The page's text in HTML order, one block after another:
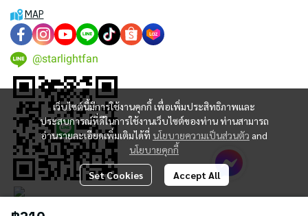
เว็บไซต์นี้มีการใช้งานคุกกี้ เพื่อเพิ่มประสิทธิภาพและ
ประสบการณ์ที่ดีในการใช้งานเว็บไซต์ของท่าน ท่านสามารถ
อ่านรายละเอียดเพิ่มเติมได้ที่ นโยบายความเป็นส่วนตัว and
นโยบายคุกกี้
Set Cookies Accept All
MAP
@starlightfan